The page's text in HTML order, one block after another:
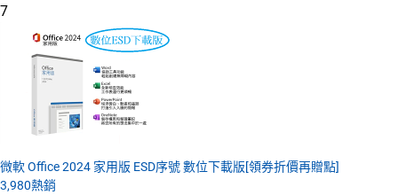
7
微軟 Office 2024 家用版 ESD序號 數位下載版[領券折價再贈點]
3,980熱銷